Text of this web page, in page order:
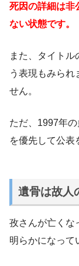
死因の詳細は非
ない状態です。
また、タイト
う表現もみられ
せん。
ただ、1997年
を優先して公表
遺骨は故人
孜さんが亡くな
明らかになって